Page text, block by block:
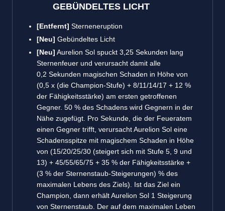
GEBÜNDELTES LICHT
[Entfernt] Sterneneruption
[Neu] Gebündeltes Licht
[Neu] Aurelion Sol spuckt 3,25 Sekunden lang
Sternenfeuer und verursacht damit alle
0,2 Sekunden magischen Schaden in Höhe von
(0,5 x (die Champion-Stufe) + 8/11/14/17 + 12 %
der Fähigkeitsstärke) am ersten getroffenen
Gegner. 50 % des Schadens wird Gegnern in der
Nähe zugefügt. Pro Sekunde, die der Feueratem
einen Gegner trifft, verursacht Aurelion Sol eine
Schadensspitze mit magischem Schaden in Höhe
von (15/20/25/30 (steigert sich mit Stufe 5, 9 und
13) + 45/55/65/75 + 35 % der Fähigkeitsstärke +
(3 % der Sternenstaub-Steigerungen) % des
maximalen Lebens des Ziels). Ist das Ziel ein
Champion, dann erhält Aurelion Sol 1 Steigerung
von Sternenstaub. Der auf dem maximalen Leben